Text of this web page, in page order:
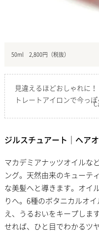
50ml 2,800円（税抜）
見違えるほどおしゃれに
トレートアイロンで今っ
ジルスチュアート｜ヘア
マカデミアナッツオイルな
ング。天然由来のキューテ
な美髪へと導きます。オイ
りへ。6種のボタニカルオ
え、うるおいをキープしま
せれば、ひと目でわかるツヤ